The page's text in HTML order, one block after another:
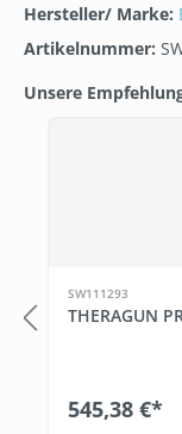
Hersteller/ Marke:
Artikelnummer:
Unsere
SW111293
THERAGUN
545,38 €*